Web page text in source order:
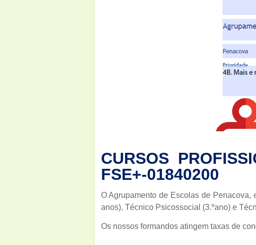
CURSOS
FSE+-01840200
O Agrupamento de Escolas de Penacova,
anos), Técnico Psicossocial (3.ºano) e
Os nossos formandos atingem taxas de